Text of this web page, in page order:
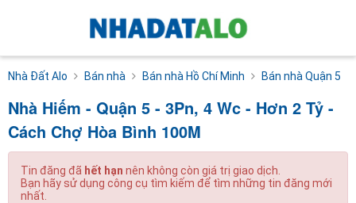
Nhà Đất Alo Bán nhà Bán nhà Hồ Chí Minh Bán nhà Quận 5
Nhà Hiếm - Quận 5 - 3Pn, 4 Wc - Hơn 2 Tỷ -
Cách Chợ Hòa Bình 100M
Tin đăng đã hết hạn nên không còn giá trị giao dịch.
Bạn hãy sử dụng công cụ tìm kiếm để tìm những tin đăng mới
nhất.